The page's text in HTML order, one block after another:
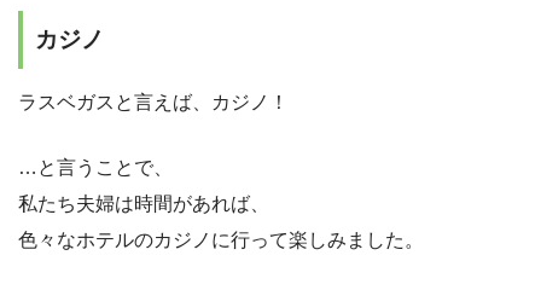
カジノ
ラスベガスと言えば、カジノ！
…と言うことで、
私たち夫婦は時間があれば、
色々なホテルのカジノに行って楽しみました。